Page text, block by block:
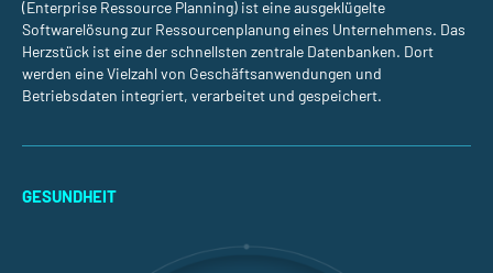
(Enterprise Ressource Planning) ist eine ausgeklügelte
Softwarelösung zur Ressourcenplanung eines Unternehmens. Das
Herzstück ist eine der schnellsten zentrale Datenbanken. Dort
werden eine Vielzahl von Geschäftsanwendungen und
Betriebsdaten integriert, verarbeitet und gespeichert.
GESUNDHEIT